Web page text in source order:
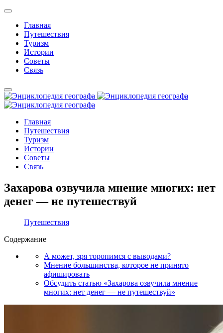
Главная
Путешествия
Туризм
Истории
Советы
Связь
Главная
Путешествия
Туризм
Истории
Советы
Связь
Захарова озвучила мнение многих: нет
денег — не путешествуй
Путешествия
Содержание
А может, зря торопимся с выводами?
Мнение большинства, которое не принято
афишировать
Обсудить статью «Захарова озвучила мнение
многих: нет денег — не путешествуй»